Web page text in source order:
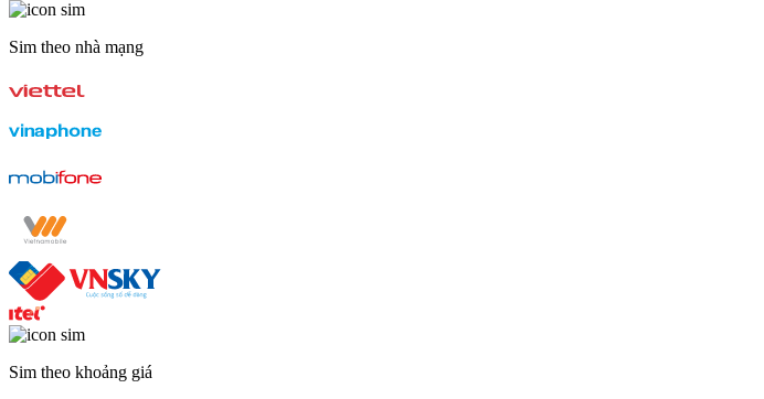
Sim theo nhà mạng
Sim theo khoảng giá